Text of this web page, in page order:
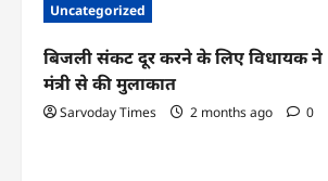
a
v
i
Uncategorized
बिजली संकट दूर करने के लिए विधायक ने
मंत्री से की मुलाकात
Sarvoday Times 2 months ago 0